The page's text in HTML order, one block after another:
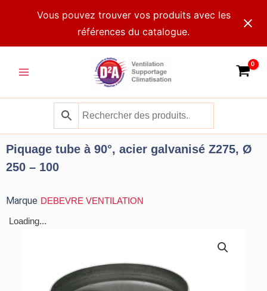
Vous pouvez trouver vos produits avec les
références du catalogue.
Menu
Piquage tube à 90°, acier galvanisé Z275, Ø
250 – 100
Marque DEBEVRE VENTILATION
Loading...